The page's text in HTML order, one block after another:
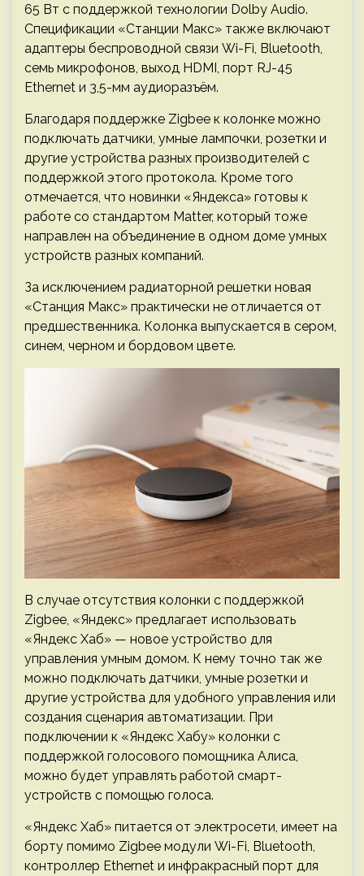
65 Вт с поддержкой технологии Dolby Audio.
Спецификации «Станции Макс» также включают
адаптеры беспроводной связи Wi-Fi, Bluetooth,
семь микрофонов, выход HDMI, порт RJ-45
Ethernet и 3,5-мм аудиоразъём.
Благодаря поддержке Zigbee к колонке можно
подключать датчики, умные лампочки, розетки и
другие устройства разных производителей с
поддержкой этого протокола. Кроме того
отмечается, что новинки «Яндекса» готовы к
работе со стандартом Matter, который тоже
направлен на объединение в одном доме умных
устройств разных компаний.
За исключением радиаторной решетки новая
«Станция Макс» практически не отличается от
предшественника. Колонка выпускается в сером,
синем, черном и бордовом цвете.
В случае отсутствия колонки с поддержкой
Zigbee, «Яндекс» предлагает использовать
«Яндекс Хаб» — новое устройство для
управления умным домом. К нему точно так же
можно подключать датчики, умные розетки и
другие устройства для удобного управления или
создания сценария автоматизации. При
подключении к «Яндекс Хабу» колонки с
поддержкой голосового помощника Алиса,
можно будет управлять работой смарт-
устройств с помощью голоса.
«Яндекс Хаб» питается от электросети, имеет на
борту помимо Zigbee модули Wi-Fi, Bluetooth,
контроллер Ethernet и инфракрасный порт для